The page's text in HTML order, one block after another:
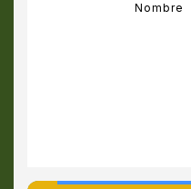
Nombre